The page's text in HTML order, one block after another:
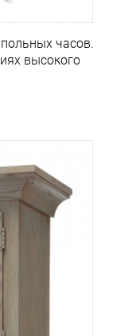
часов.
высокого